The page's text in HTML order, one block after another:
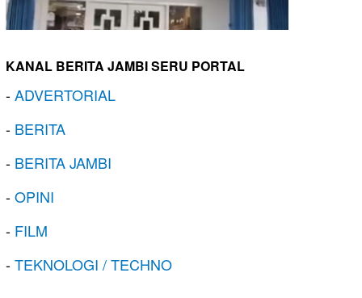
KANAL BERITA JAMBI SERU PORTAL
-ADVERTORIAL
- BERITA
- BERITA JAMBI
-OPINI
- FILM
-TEKNOLOGI / TECHNO